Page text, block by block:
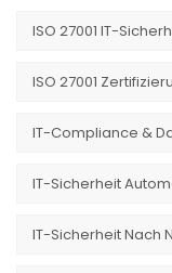
ISO 27001 IT-
ISO 27001
IT-Compliance &
IT-Sicherheit
IT-Sicherheit Nach